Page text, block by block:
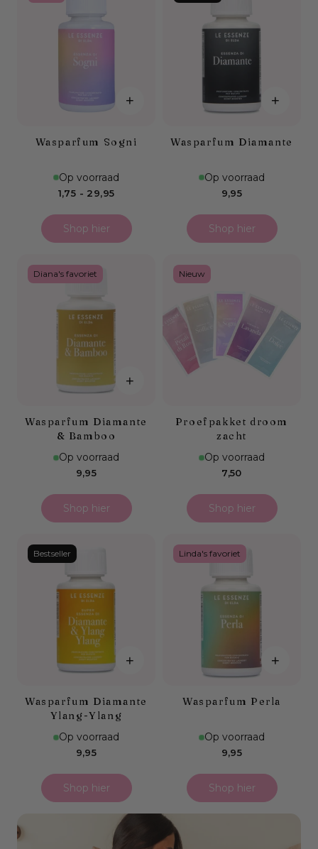
+
Wasparfum Sogni
Op voorraad
Minimumprijs
1,75 - Maximumprijs
29,95
Shop hier
+
Wasparfum Diamante
Op voorraad
Normale
9,95
Shop hier
Diana's favoriet
+
Wasparfum Diamante
& Bamboo
Op voorraad
Normale
9,95
Shop hier
Nieuw
Proefpakket droom
zacht
Op voorraad
Normale
7,50
Shop hier
Bestseller
+
Wasparfum Diamante
Ylang-Ylang
Op voorraad
Normale
9,95
Shop hier
Linda's favoriet
+
Wasparfum Perla
Op voorraad
Normale
9,95
Shop hier